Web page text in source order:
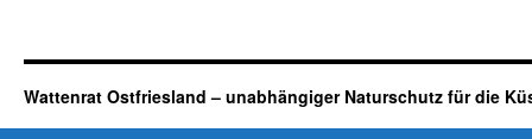
Wattenrat Ostfriesland – unabhängiger Naturschutz für die